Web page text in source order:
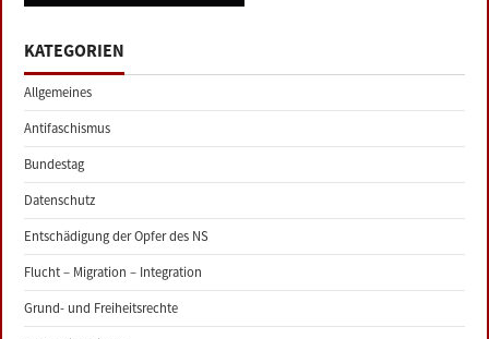
KATEGORIEN
Allgemeines
Antifaschismus
Bundestag
Datenschutz
Entschädigung der Opfer des NS
Flucht – Migration – Integration
Grund- und Freiheitsrechte